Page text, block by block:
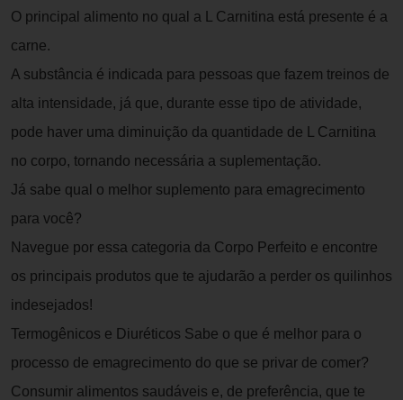
O principal alimento no qual a L Carnitina está presente é a
carne.
A substância é indicada para pessoas que fazem treinos de
alta intensidade, já que, durante esse tipo de atividade,
pode haver uma diminuição da quantidade de L Carnitina
no corpo, tornando necessária a suplementação.
Já sabe qual o melhor suplemento para emagrecimento
para você?
Navegue por essa categoria da Corpo Perfeito e encontre
os principais produtos que te ajudarão a perder os quilinhos
indesejados!
Termogênicos e Diuréticos Sabe o que é melhor para o
processo de emagrecimento do que se privar de comer?
Consumir alimentos saudáveis e, de preferência, que te